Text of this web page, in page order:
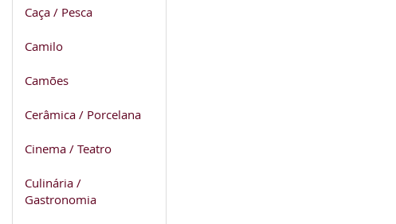
Caça / Pesca
Camilo
Camões
Cerâmica / Porcelana
Cinema / Teatro
Culinária /
Gastronomia